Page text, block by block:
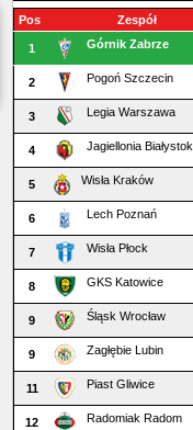
Pos Zespół
1 Górnik Zabrze
2 Pogoń Szczecin
3 Legia Warszawa
4 Jagiellonia Białystok
5 Wisła Kraków
6 Lech Poznań
7 Wisła Płock
8 GKS Katowice
9 Śląsk Wrocław
9 Zagłębie Lubin
11 Piast Gliwice
12 Radomiak Radom